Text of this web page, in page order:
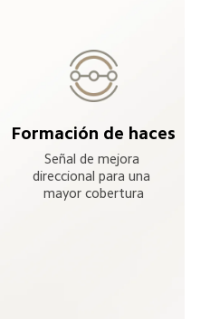
Formación de haces
Señal de mejora
direccional para una
mayor cobertura